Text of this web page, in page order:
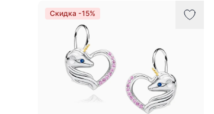
Товары
Скидка -15%